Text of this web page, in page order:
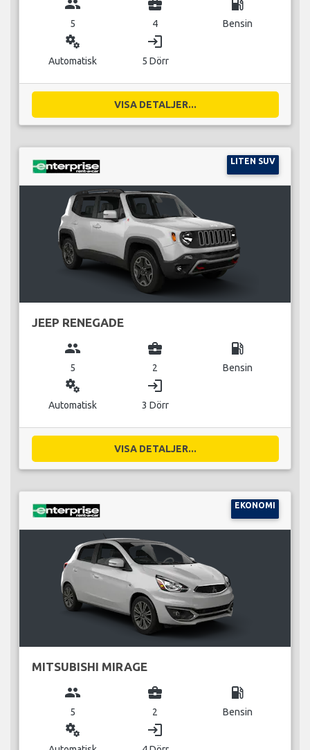
group
5
business_center
4
local_gas_station
Bensin
miscellaneous_services
Automatisk
login
5 Dörr
VISA DETALJER...
LITEN SUV
JEEP RENEGADE
group
5
business_center
2
local_gas_station
Bensin
miscellaneous_services
Automatisk
login
3 Dörr
VISA DETALJER...
EKONOMI
MITSUBISHI MIRAGE
group
5
business_center
2
local_gas_station
Bensin
miscellaneous_services login